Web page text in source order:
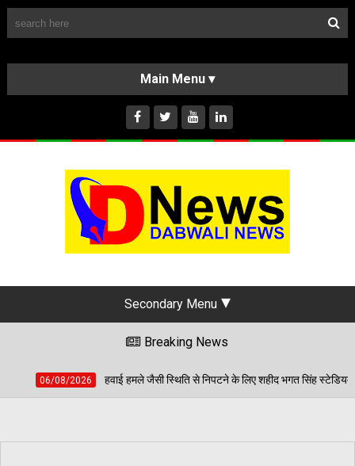
HOME
ABOUT US
INSTAGRAM
Secondary Menu
Breaking News
स्थिति से निपटने के लिए शहीद भगत सिंह स्टेडियम में हुई मॉक एक्सरसाइज, आठ घायलों का